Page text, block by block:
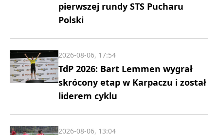
pierwszej rundy STS Pucharu
Polski
TdP 2026: Bart Lemmen wygrał
skrócony etap w Karpaczu i został
liderem cyklu
2026-08-06, 17:54
2026-08-06, 13:04